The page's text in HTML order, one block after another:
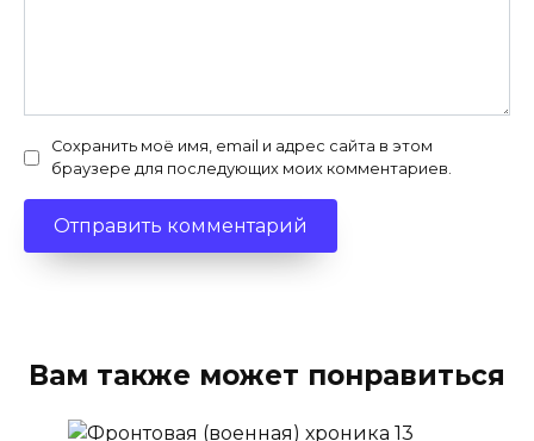
Сохранить моё имя, email и адрес сайта в этом
браузере для последующих моих комментариев.
Вам также может понравиться